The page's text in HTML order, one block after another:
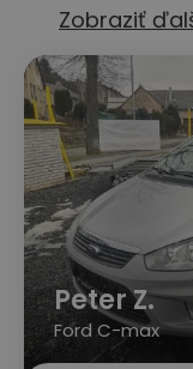
Zobraziť
Peter Z.
Ford C-max